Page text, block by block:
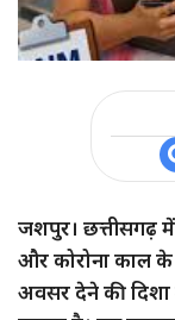
जशपुर। छत्तीसगढ़
और कोरोना काल
अवसर देने की